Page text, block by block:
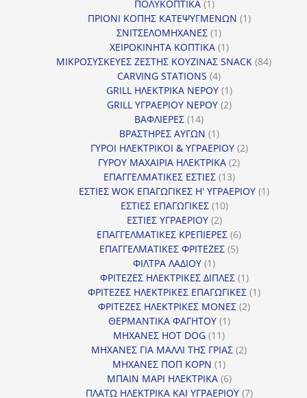
ΠΟΛΥΚΟΠΤΙΚΑ 11
προϊόν
ΠΡΙΟΝΙ ΚΟΠΗΣ ΚΑΤΕΨΥΓΜΕΝΩΝ 11
ΣΝΙΤΣΕΛΟΜΗΧΑΝΕΣ 11
προϊόν
ΧΕΙΡΟΚΙΝΗΤΑ ΚΟΠΤΙΚΑ 11
προϊόν
ΜΙΚΡΟΣΥΣΚΕΥΕΣ ΖΕΣΤΗΣ ΚΟΥΖΙΝΑΣ SNACK 8484
CARVING STATIONS 44
προϊόντα
GRILL ΗΛΕΚΤΡΙΚΑ ΝΕΡΟΥ 11
προϊόν
GRILL ΥΓΡΑΕΡΙΟΥ ΝΕΡΟΥ 22
ΒΑΦΛΙΕΡΕΣ 1414
προϊόντα
ΒΡΑΣΤΗΡΕΣ ΑΥΓΩΝ 11
προϊόν
ΓΥΡΟΙ ΗΛΕΚΤΡΙΚΟΙ & ΥΓΡΑΕΡΙΟΥ 22
ΓΥΡΟΥ ΜΑΧΑΙΡΙΑ ΗΛΕΚΤΡΙΚΑ 22
ΕΠΑΓΓΕΛΜΑΤΙΚΕΣ ΕΣΤΙΕΣ 1313
προϊόντα
ΕΣΤΙΕΣ WOK ΕΠΑΓΩΓΙΚΕΣ Η' ΥΓΡΑΕΡΙΟΥ 11
ΕΣΤΙΕΣ ΕΠΑΓΩΓΙΚΕΣ 1010
ΕΣΤΙΕΣ ΥΓΡΑΕΡΙΟΥ 22
προϊόντα
ΕΠΑΓΓΕΛΜΑΤΙΚΕΣ ΚΡΕΠΙΕΡΕΣ 66
προϊόντα
ΕΠΑΓΓΕΛΜΑΤΙΚΕΣ ΦΡΙΤΕΖΕΣ 55
ΦΙΛΤΡΑ ΛΑΔΙΟΥ 11
προϊόν
ΦΡΙΤΕΖΕΣ ΗΛΕΚΤΡΙΚΕΣ ΔΙΠΛΕΣ 11
προϊόν
ΦΡΙΤΕΖΕΣ ΗΛΕΚΤΡΙΚΕΣ ΕΠΑΓΩΓΙΚΕΣ 11
ΦΡΙΤΕΖΕΣ ΗΛΕΚΤΡΙΚΕΣ ΜΟΝΕΣ 22
ΘΕΡΜΑΝΤΙΚΑ ΦΑΓΗΤΟΥ 11
ΜΗΧΑΝΕΣ HOT DOG 1111
προϊόντα
ΜΗΧΑΝΕΣ ΓΙΑ ΜΑΛΛΙ ΤΗΣ ΓΡΙΑΣ 22
ΜΗΧΑΝΕΣ ΠΟΠ ΚΟΡΝ 11
προϊόν
ΜΠΑΙΝ ΜΑΡΙ ΗΛΕΚΤΡΙΚΑ 66
προϊόντα
ΠΛΑΤΩ ΗΛΕΚΤΡΙΚΑ ΚΑΙ ΥΓΡΑΕΡΙΟΥ 77